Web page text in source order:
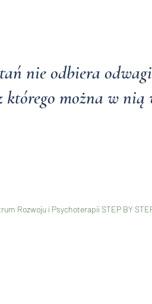
nie odbiera
którego można w nią
Rozwoju i Psychoterapii STEP BY